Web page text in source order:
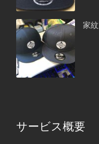
家
サービス概要